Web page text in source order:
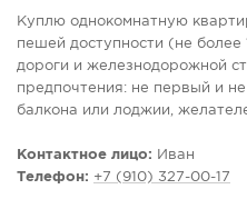
детские сады, досуговый
Семейный).
Удобная транспортная
электрички, а также
добраться до Нижнего
Оплата коммунальных услуг
канализация) производится
Куплю однокомнатную
пешей доступности (не более
дороги и железнодорожной
предпочтения: не первый и
балкона или лоджии,
млн рублей в зависимости от
параметрам.
Контактное лицо: Иван
Телефон: +7 (910) 327-00-17